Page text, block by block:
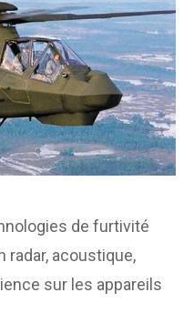
de furtivité
radar, acoustique,
sur les appareils